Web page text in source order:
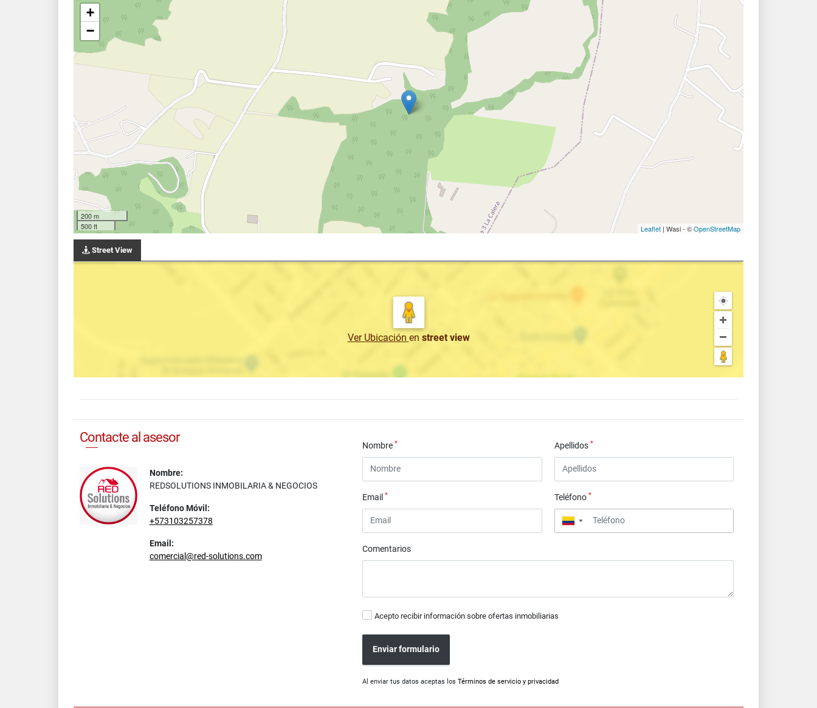
+
−
200 m
500 ft
Leaflet | Wasi - ©OpenStreetMap
Street View
Ver Ubicación en street view
Contacte al asesor
Nombre:
REDSOLUTIONS INMOBILARIA & NEGOCIOS
Teléfono Móvil:
+573103257378
Email:
comercial@red-solutions.com
Nombre* Apellidos *
Email* Teléfono *
▼
Comentarios
Acepto recibir información sobre ofertas inmobiliarias
Enviar formulario
Al enviar tus datos aceptas losTérminos de servicio y privacidad